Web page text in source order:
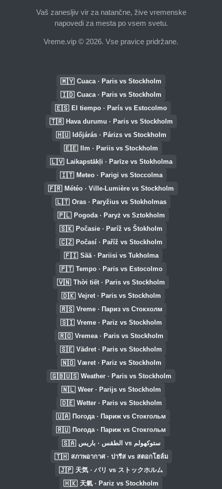
Vaš zanesljiv vir za natančne, žive vremenske
napovedi za mesta po vsem svetu.
Vreme.vip © 2026. Vse pravice pridržane.
🇲🇾 Cuaca · Paris vs Stockholm
🇮🇩 Cuaca · Paris vs Stockholm
🇪🇸 El tiempo · París vs Estocolmo
🇹🇷 Hava durumu · Paris vs Stockholm
🇭🇺 Időjárás · Párizs vs Stockholm
🇪🇪 Ilm · Pariis vs Stockholm
🇱🇻 Laikapstākļi · Parīze vs Stokholma
🇮🇹 Meteo · Parigi vs Stoccolma
🇫🇷 Météo · Ville-Lumière vs Stockholm
🇱🇹 Oras · Paryžius vs Stokholmas
🇵🇱 Pogoda · Paryż vs Sztokholm
🇸🇰 Počasie · Paríž vs Štokholm
🇨🇿 Počasí · Paříž vs Stockholm
🇫🇮 Sää · Pariisi vs Tukholma
🇵🇹 Tempo · Paris vs Estocolmo
🇻🇳 Thời tiết · Paris vs Stockholm
🇩🇰 Vejret · Paris vs Stockholm
🇷🇸 Vreme · Париз vs Стокхолм
🇸🇮 Vreme · Pariz vs Stockholm
🇷🇴 Vremea · Paris vs Stockholm
🇸🇪 Vädret · Paris vs Stockholm
🇳🇴 Været · Pariz vs Stockholm
🇬🇧🇺🇸 Weather · Paris vs Stockholm
🇳🇱 Weer · Parijs vs Stockholm
🇩🇪 Wetter · Paris vs Stockholm
🇺🇦 Погода · Париж vs Стокгольм
🇷🇺 Погода · Париж vs Стокгольм
🇸🇦 الطقس · باريس vs ستوكهولم
🇹🇭 สภาพอากาศ · ปารีส vs สตอกโฮล์ม
🇯🇵 天気 · パリ vs ストックホルム
🇭🇰 天氣 · Pariz vs Stockholm